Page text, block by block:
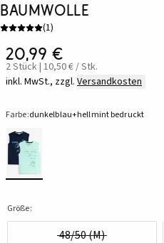
Baumwolle
(1)
20,99 €
2 Stück | 10,50 € / Stk.
inkl. MwSt., zzgl. Versandkosten
Farbe:dunkelblau+hellmint bedruckt
Größe:
48/50 (M)